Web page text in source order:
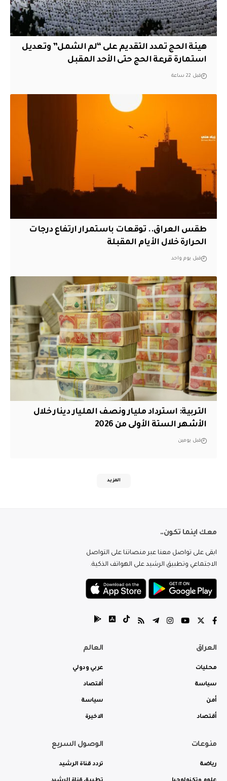
هيئة الحج تمدد التقديم على “لم الشمل” وتعديل
استمارة قرعة الحج حتى الأحد المقبل
قبل 22 ساعة
طقس العراق.. توقعات باستمرار ارتفاع درجات
الحرارة خلال الأيام المقبلة
قبل يوم واحد
التربية: استرداد مليار ونصف المليار دينار خلال
الأشهر الستة الأولى من 2026
قبل يومين
المزيد
معك اينما تكون..
ابقى على تواصل معنا عبر منصاتنا على التواصل
الاجتماعي وتطبيق الرشيد على الهواتف الذكية.
العراق
محليات
سياسة
أمن
أقتصاد
العالم
عربي ودولي
أقتصاد
سياسة
الاخيرة
منوعات
رياضة
الوصول السريع
تردد قناة الرشيد